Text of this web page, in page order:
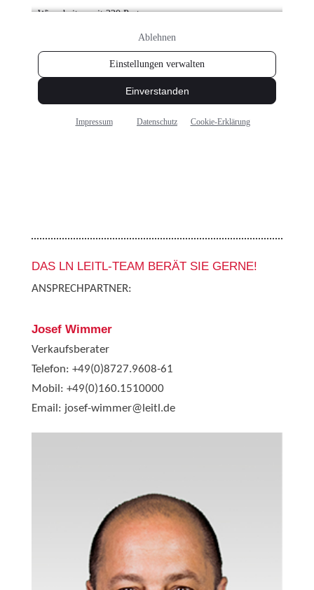
DAS LN LEITL-TEAM BERÄT SIE GERNE!
ANSPRECHPARTNER:
Josef Wimmer
Verkaufsberater
Telefon: +49(0)8727.9608-61
Mobil: +49(0)160.1510000
Email: josef-wimmer@leitl.de